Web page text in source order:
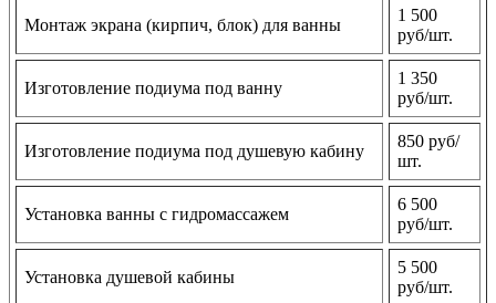
Монтаж экрана (кирпич, блок) для ванны
1 500
руб/шт.
Изготовление подиума под ванну
1 350
руб/шт.
Изготовление подиума под душевую кабину
850 руб/
шт.
Установка ванны с гидромассажем
6 500
руб/шт.
Установка душевой кабины
5 500
руб/шт.